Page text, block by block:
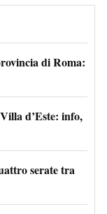
di Roma:
d’Este: info,
serate tra